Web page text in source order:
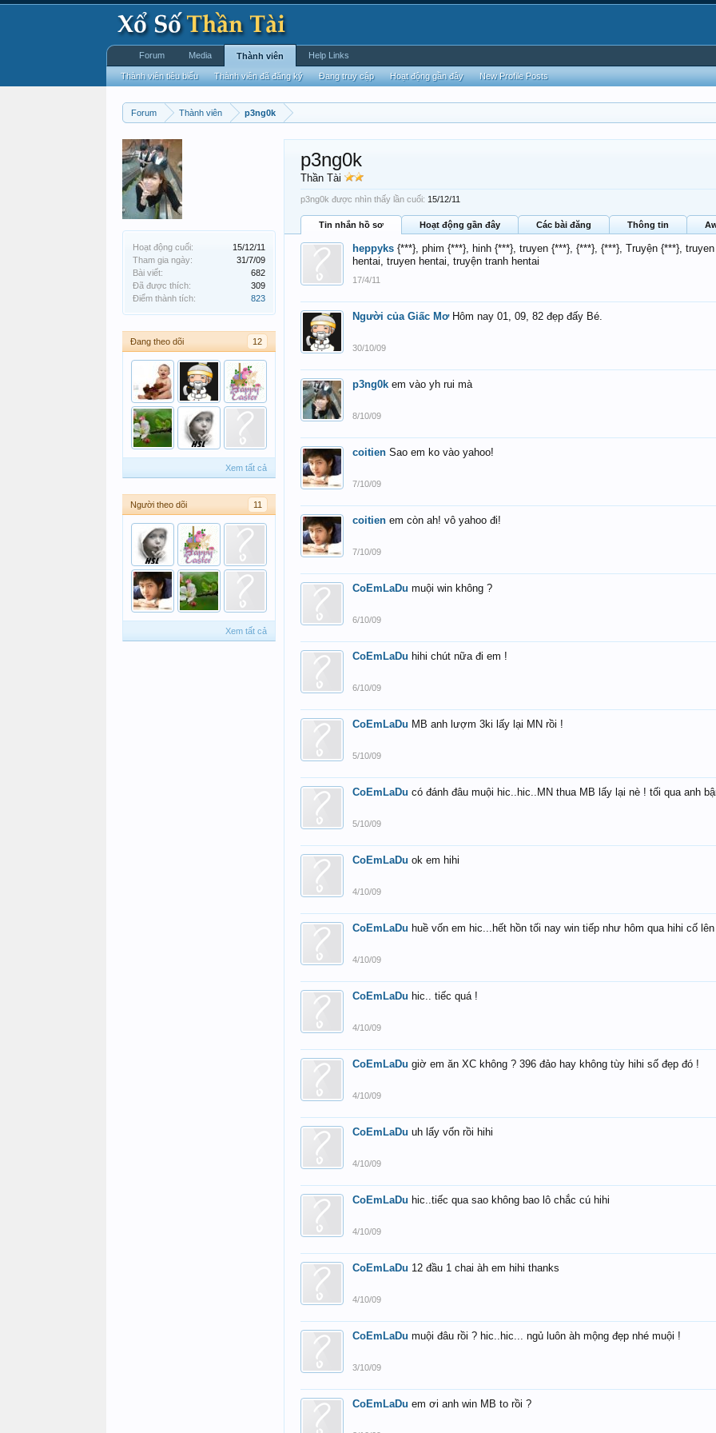
Forum Thành viên p3ng0k
Hoạt động cuối:
15/12/11
Tham gia ngày:
31/7/09
Bài viết:
682
Đã được thích:
309
Điểm thành tích:
823
Đang theo dõi 12
Xem tất cả
Người theo dõi 11
Xem tất cả
p3ng0k
Thần Tài
p3ng0k được nhìn thấy lần cuối: 15/12/11
Tin nhắn hồ sơ Hoạt động gần đây Các bài đăng Thông tin
heppyks {***}, phim {***}, hinh {***}, truyen {***}, {***}, {***}, Truyện {***},
hentai, truyen hentai, truyện tranh hentai
17/4/11
Người của Giấc Mơ Hôm nay 01, 09, 82 đẹp đấy Bé.
30/10/09
p3ng0k em vào yh rui mà
8/10/09
coitien Sao em ko vào yahoo!
7/10/09
coitien em còn ah! vô yahoo đi!
7/10/09
CoEmLaDu muội win không ?
6/10/09
CoEmLaDu hihi chút nữa đi em !
6/10/09
CoEmLaDu MB anh lượm 3ki lấy lại MN rồi !
5/10/09
CoEmLaDu có đánh đâu muội hic..hic..MN thua MB lấy lại nè ! tối qua anh
5/10/09
CoEmLaDu ok em hihi
4/10/09
CoEmLaDu huề vốn em hic...hết hồn tối nay win tiếp như hôm qua hihi cố
4/10/09
CoEmLaDu hic.. tiếc quá !
4/10/09
CoEmLaDu giờ em ăn XC không ? 396 đảo hay không tùy hihi số đẹp đó !
4/10/09
CoEmLaDu uh lấy vốn rồi hihi
4/10/09
CoEmLaDu hic..tiếc qua sao không bao lô chắc cú hihi
4/10/09
CoEmLaDu 12 đầu 1 chai àh em hihi thanks
4/10/09
CoEmLaDu muội đâu rồi ? hic..hic... ngủ luôn àh mộng đẹp nhé muội !
3/10/09
CoEmLaDu em ơi anh win MB to rồi ?
Forum Media Thành viên
Thành viên tiêu biểu Thành viên đã đăng ký Đang truy cập Hoạt động gần đây New Profile Posts
Help Links